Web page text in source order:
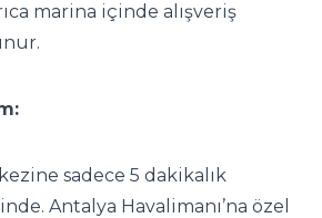
marina içinde alışveriş
sadece 5 dakikalık
Antalya Havalimanı’na özel